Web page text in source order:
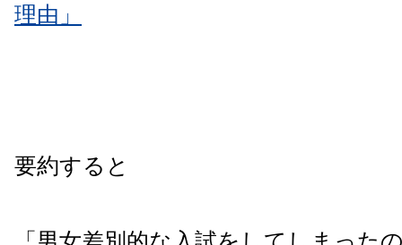
理由」
要約すると